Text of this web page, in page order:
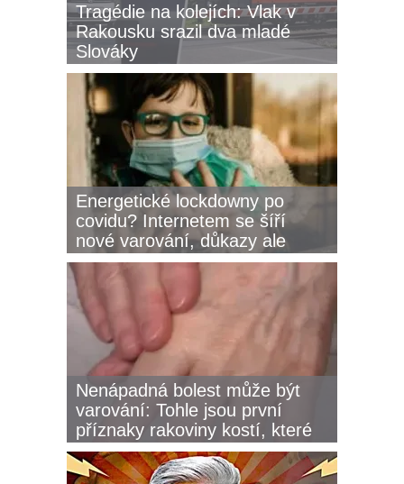
Tragédie na kolejích: Vlak v
Rakousku srazil dva mladé
Slováky
Energetické lockdowny po
covidu? Internetem se šíří
nové varování, důkazy ale
zatím chybí
Nenápadná bolest může být
varování: Tohle jsou první
příznaky rakoviny kostí, které
lidé ignorují